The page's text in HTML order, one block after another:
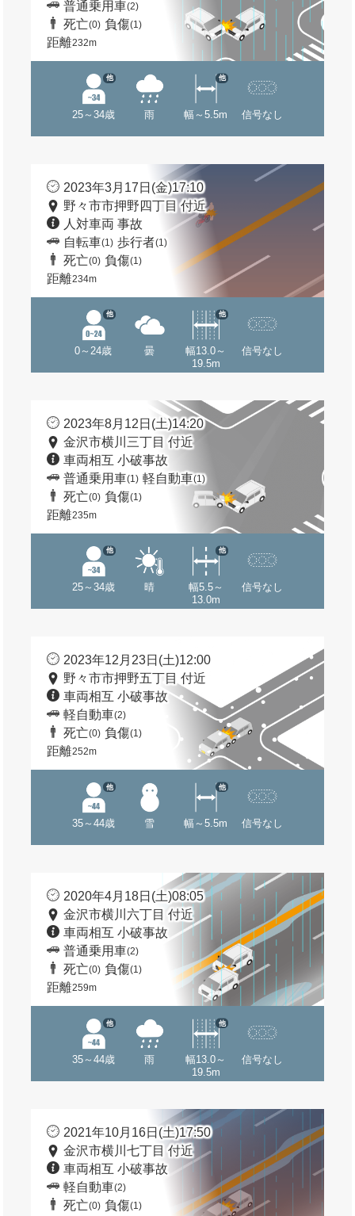
普通乗用車(2)
死亡(0) 負傷(1)
距離232m
25～34歳
他
雨 幅～5.5m
他
信号なし
2023年3月17日(金)17:10
野々市市押野四丁目 付近
人対車両 事故
自転車(1) 歩行者(1)
死亡(0) 負傷(1)
距離234m
0～24歳
他
曇
幅13.0～
19.5m
他
信号なし
2023年8月12日(土)14:20
金沢市横川三丁目 付近
車両相互 小破事故
普通乗用車(1) 軽自動車(1)
死亡(0) 負傷(1)
距離235m
25～34歳
他
晴
幅5.5～
13.0m
他
信号なし
2023年12月23日(土)12:00
野々市市押野五丁目 付近
車両相互 小破事故
軽自動車(2)
死亡(0) 負傷(1)
距離252m
35～44歳
他
雪 幅～5.5m
他
信号なし
2020年4月18日(土)08:05
金沢市横川六丁目 付近
車両相互 小破事故
普通乗用車(2)
死亡(0) 負傷(1)
距離259m
35～44歳
他
雨
幅13.0～
19.5m
他
信号なし
2021年10月16日(土)17:50
金沢市横川七丁目 付近
車両相互 小破事故
軽自動車(2)
死亡(0) 負傷(1)